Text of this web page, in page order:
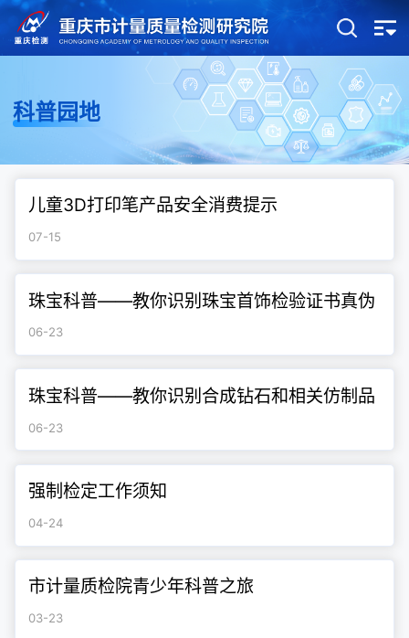
科普园地
儿童3D打印笔产品安全消费提示
07-15
珠宝科普——教你识别珠宝首饰检验证书真伪
06-23
珠宝科普——教你识别合成钻石和相关仿制品
06-23
强制检定工作须知
04-24
市计量质检院青少年科普之旅
03-23